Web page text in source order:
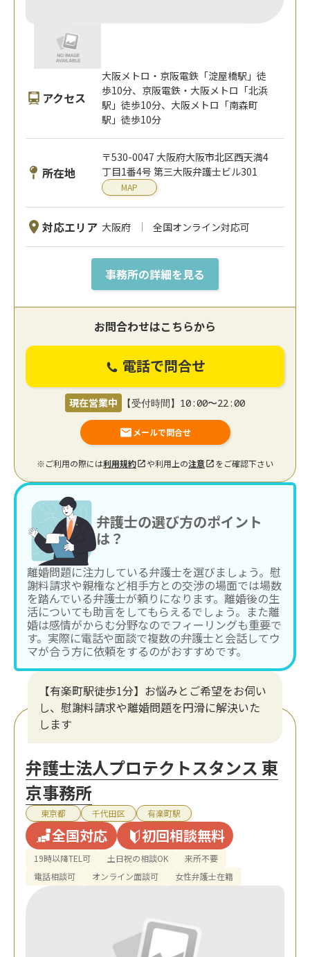
アクセス
大阪メトロ・京阪電鉄「淀屋橋駅」徒
歩10分、京阪電鉄・大阪メトロ「北浜
駅」徒歩10分、大阪メトロ「南森町
駅」徒歩10分
所在地
〒530-0047 大阪府大阪市北区西天満4
丁目1番4号 第三大阪弁護士ビル301
MAP
対応エリア 大阪府 全国オンライン対応可
事務所の詳細を見る
お問合わせはこちらから
電話で問合せ
現在営業中 【受付時間】10:00〜22:00
メールで問合せ
※ご利用の際には利用規約 や利用上の注意 をご確認下さい
弁護士の選び方のポイント
は？
離婚問題に注力している弁護士を選びましょう。慰
謝料請求や親権など相手方との交渉の場面では場数
を踏んでいる弁護士が頼りになります。離婚後の生
活についても助言をしてもらえるでしょう。また離
婚は感情がからむ分野なのでフィーリングも重要で
す。実際に電話や面談で複数の弁護士と会話してウ
マが合う方に依頼をするのがおすすめです。
【有楽町駅徒歩1分】お悩みとご希望をお伺い
し、慰謝料請求や離婚問題を円滑に解決いた
します
弁護士法人プロテクトスタンス 東
京事務所
東京都 千代田区 有楽町駅
全国対応 初回相談無料
19時以降TEL可 土日祝の相談OK
来所不要
電話相談可
オンライン面談可 女性弁護士在籍